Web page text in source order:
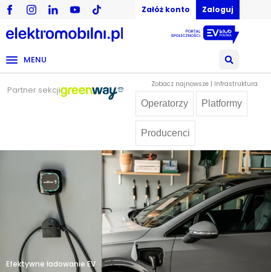
Załóż konto Zaloguj
MENU
Zobacz najnowsze | Infrastruktura
Operatorzy Platformy
Producenci
Partner sekcji
Efektywne ładowanie EV